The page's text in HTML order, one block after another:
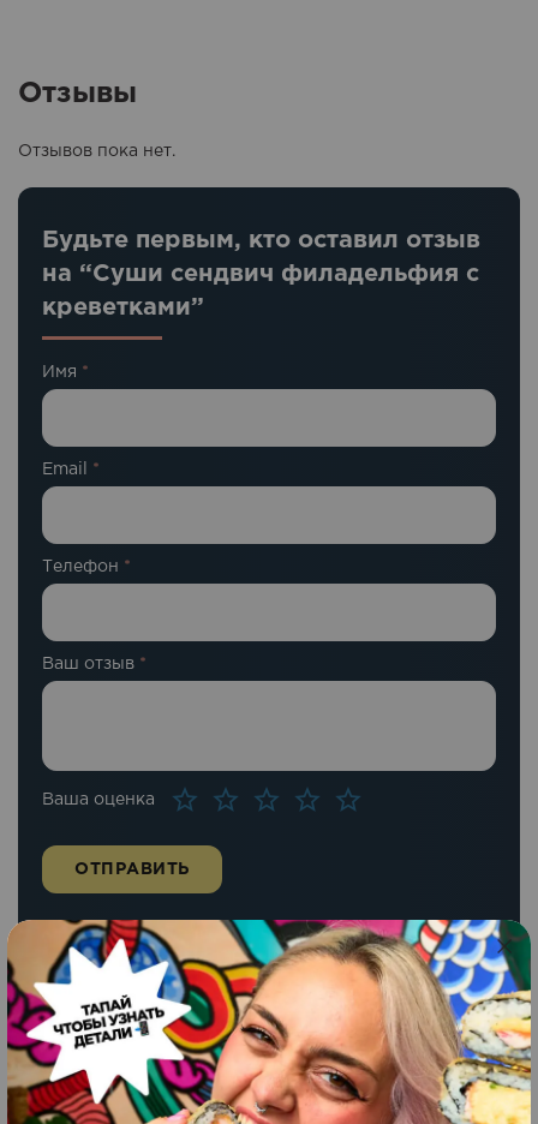
Отзывы
Отзывов пока нет.
Будьте первым, кто оставил отзыв
на “Суши сендвич филадельфия с
креветками”
Имя *
Email *
Телефон *
Ваша оценка
Ваш отзыв *
Похожие блюда
Новинка
Суши сендвич